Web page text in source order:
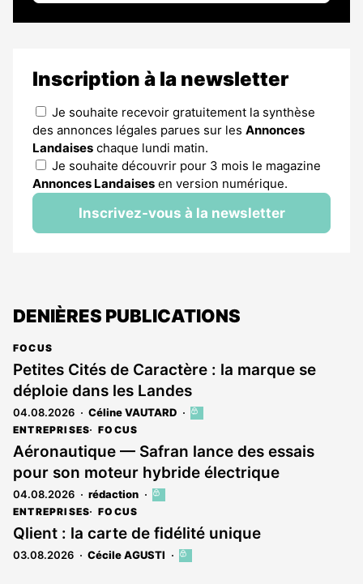
Inscription à la newsletter
Je souhaite recevoir gratuitement la synthèse
des annonces légales parues sur les Annonces
Landaises chaque lundi matin.
Je souhaite découvrir pour 3 mois le magazine
Annonces Landaises en version numérique.
Inscrivez-vous à la newsletter
DENIÈRES PUBLICATIONS
FOCUS
Petites Cités de Caractère : la marque se
déploie dans les Landes
04.08.2026 Céline VAUTARD
Cet
est
réservé
aux
ENTREPRISES FOCUS
Aéronautique — Safran lance des essais
pour son moteur hybride électrique
04.08.2026 rédaction
Cet
est
réservé
aux
ENTREPRISES FOCUS
Qlient : la carte de fidélité unique
03.08.2026 Cécile AGUSTI
Cet